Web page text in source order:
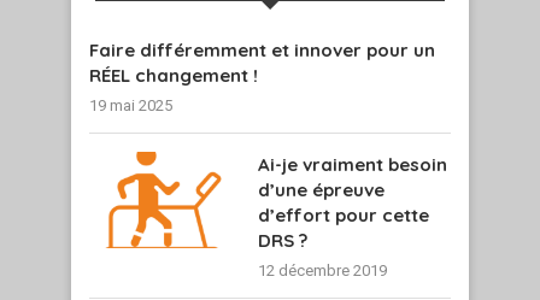
Faire différemment et innover pour un
RÉEL changement !
19 mai 2025
Ai-je vraiment besoin
d’une épreuve
d’effort pour cette
DRS ?
12 décembre 2019